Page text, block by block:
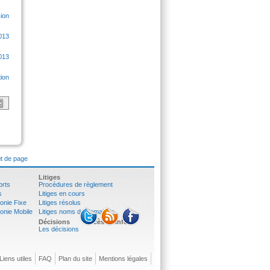
de page
Fixe
Mobile
Litiges
Procédures de règlement
Litiges en cours
Litiges résolus
Litiges noms de domaines
Décisions
Les décisions
Accès à l'info
Liens utiles FAQ Plan du site Mentions légales